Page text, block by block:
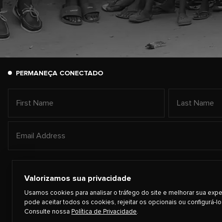
PERMANEÇA CONECTADO
Valorizamos sua privacidade
Usamos cookies para analisar o tráfego do site e melhorar sua
pode aceitar todos os cookies, rejeitar os opcionais ou configurá-
Consulte nossa Política de Privacidade.